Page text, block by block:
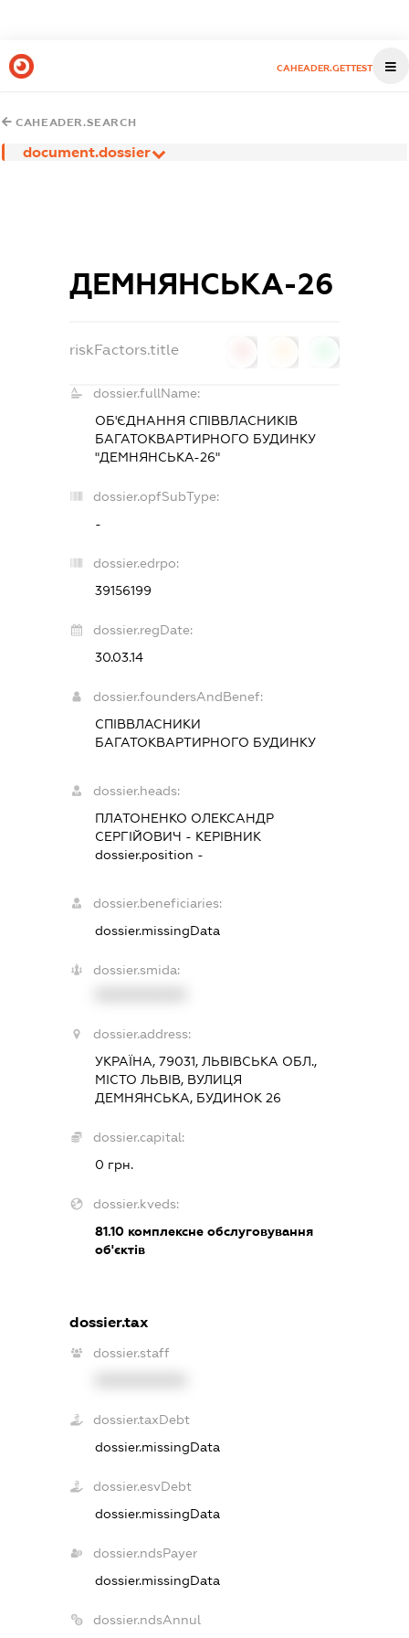
CAHEADER.GETTEST
CAHEADER.SEARCH
document.dossier
ДЕМНЯНСЬКА-26
riskFactors.title
dossier.fullName:
ОБ'ЄДНАННЯ СПІВВЛАСНИКІВ
БАГАТОКВАРТИРНОГО БУДИНКУ
"ДЕМНЯНСЬКА-26"
dossier.opfSubType:
-
dossier.edrpo:
39156199
dossier.regDate:
30.03.14
dossier.foundersAndBenef:
СПІВВЛАСНИКИ
БАГАТОКВАРТИРНОГО БУДИНКУ
dossier.heads:
ПЛАТОНЕНКО ОЛЕКСАНДР
СЕРГІЙОВИЧ - КЕРІВНИК
dossier.position -
dossier.beneficiaries:
dossier.missingData
dossier.smida:
dossier.address:
УКРАЇНА, 79031, ЛЬВІВСЬКА ОБЛ.,
МІСТО ЛЬВІВ, ВУЛИЦЯ
ДЕМНЯНСЬКА, БУДИНОК 26
dossier.capital:
0 грн.
dossier.kveds:
81.10комплексне обслуговування
об'єктів
dossier.tax
dossier.staff
dossier.taxDebt
dossier.missingData
dossier.esvDebt
dossier.missingData
dossier.ndsPayer
dossier.missingData
dossier.ndsAnnul